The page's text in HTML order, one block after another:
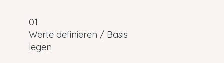
01
Werte definieren / Basis
legen